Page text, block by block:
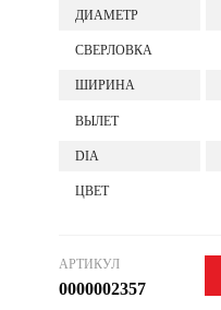
ДИАМЕТР
СВЕРЛОВКА
ШИРИНА
ВЫЛЕТ
DIA
ЦВЕТ
АРТИКУЛ
0000002357